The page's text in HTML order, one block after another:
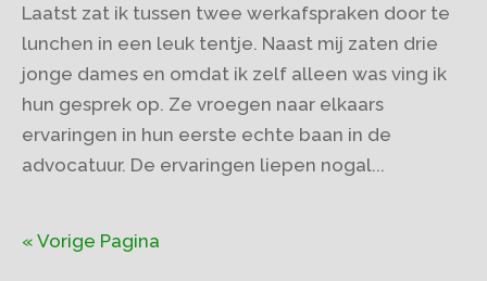
Laatst zat ik tussen twee werkafspraken door te
lunchen in een leuk tentje. Naast mij zaten drie
jonge dames en omdat ik zelf alleen was ving ik
hun gesprek op. Ze vroegen naar elkaars
ervaringen in hun eerste echte baan in de
advocatuur. De ervaringen liepen nogal...
« Vorige Pagina